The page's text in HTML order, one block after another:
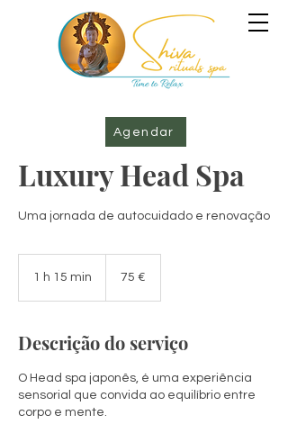
Luxury Head Spa
Uma jornada de autocuidado e renovação
1 h 15 min
i
75 €
Descrição do serviço
O Head spa japonês, é uma experiência
sensorial que convida ao equilíbrio entre
corpo e mente.
Agendar